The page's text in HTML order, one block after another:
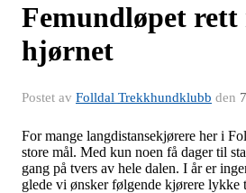
Femundløpet
hjørnet
Postet av Folldal Trekkhundklubb den
For mange langdistansekjørere her i
store mål. Med kun noen få dager til
gang på tvers av hele dalen. I år er
glede vi ønsker følgende kjørere lykke